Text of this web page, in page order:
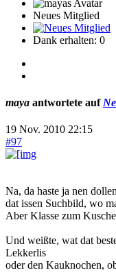
Neues Mitglied
Dank erhalten: 0
maya antwortete auf
19 Nov. 2010 22:15
#97
Na, da haste ja nen
dat issen Suchbild, wo
Aber Klasse zum
Und weißte, wat dat
Lekkerlis
oder den Kauknochen,